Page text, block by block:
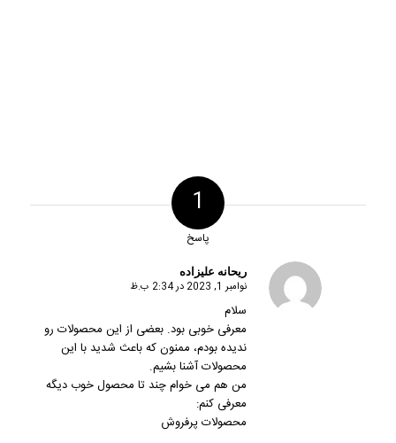
1
پاسخ
ریحانه علیزاده
گفته:
نوامبر 1, 2023 در 2:34 ب.ظ
سلام
معرفی خوبی بود. بعضی از این محصولات رو
ندیده بودم، ممنون که باعث شدید با این
محصولات آشنا بشیم.
من هم می خوام چند تا محصول خوب دیگه
معرفی کنم:
محصولات پرفروش